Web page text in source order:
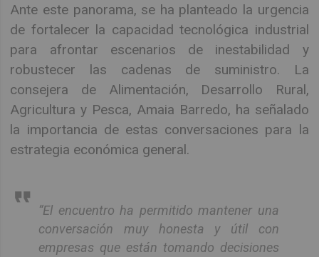
Ante este panorama, se ha planteado la urgencia
de fortalecer la capacidad tecnológica industrial
para afrontar escenarios de inestabilidad y
robustecer las cadenas de suministro. La
consejera de Alimentación, Desarrollo Rural,
Agricultura y Pesca, Amaia Barredo, ha señalado
la importancia de estas conversaciones para la
estrategia económica general.
“El encuentro ha permitido mantener una
conversación muy honesta y útil con
empresas que están tomando decisiones